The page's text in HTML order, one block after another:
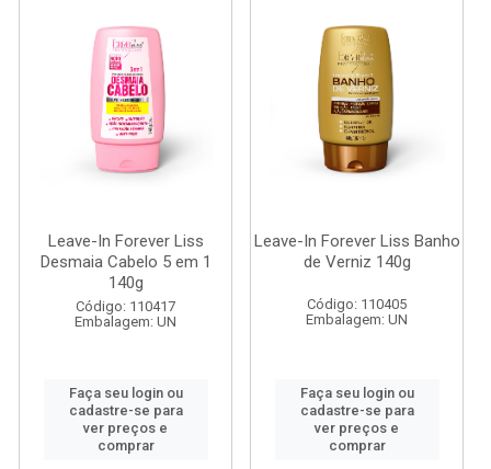
Leave-In Forever Liss
Desmaia Cabelo 5 em 1
140g
Código: 110417
Embalagem: UN
Faça seu login ou
cadastre-se para
ver preços e
comprar
Leave-In Forever Liss Banho
de Verniz 140g
Código: 110405
Embalagem: UN
Faça seu login ou
cadastre-se para
ver preços e
comprar